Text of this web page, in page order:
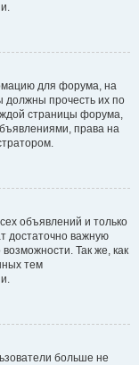
для форума, на
должны прочесть их по
страницы форума,
права на
объявлений и только
достаточно важную
Так же, как
тем
больше не